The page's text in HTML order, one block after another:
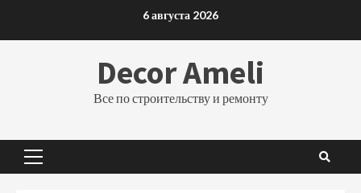
6 августа 2026
Decor Ameli
Все по строительству и ремонту
Основное